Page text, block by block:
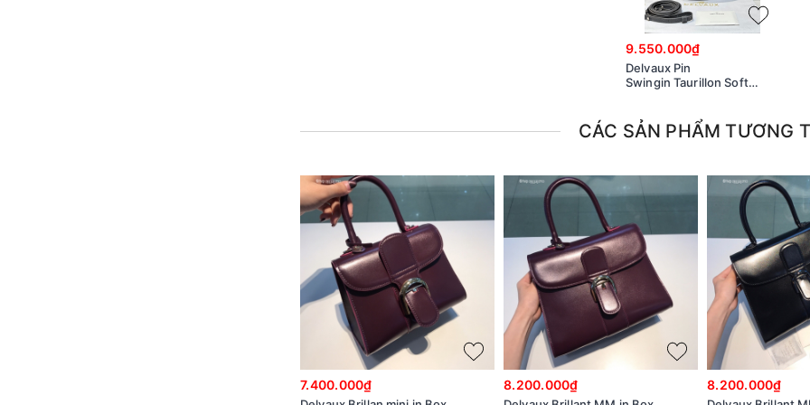
9.550.000₫
Delvaux Pin
Swingin Taurillon Soft
CÁC SẢN PHẨM TƯƠNG
7.400.000₫ 8.200.000₫ 8.200.000₫